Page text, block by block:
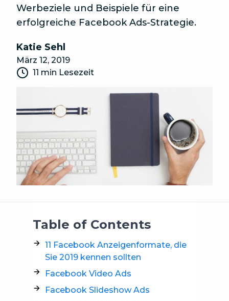
Werbeziele und Beispiele für eine
erfolgreiche Facebook Ads-Strategie.
Katie Sehl
März 12, 2019
11 min Lesezeit
Table of Contents
11 Facebook Anzeigenformate, die
Sie 2019 kennen sollten
Facebook Video Ads
Facebook Slideshow Ads